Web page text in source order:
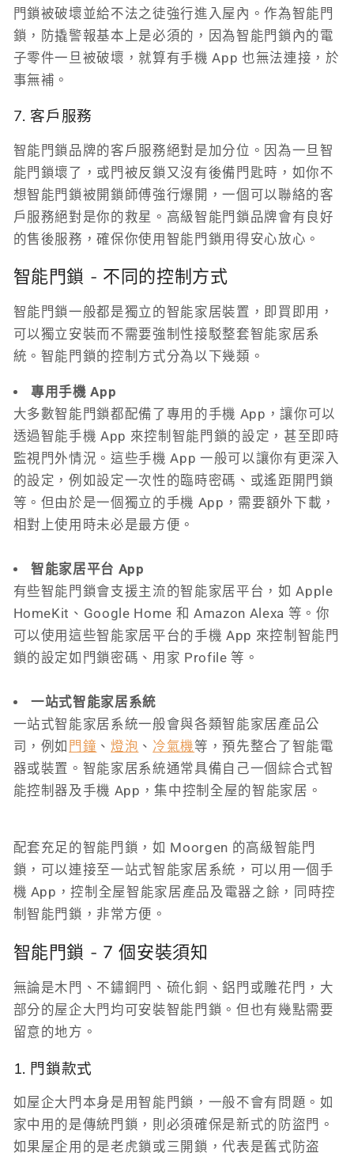
門鎖被破壞並給不法之徒強行進入屋內。作為智能門
鎖，防撬警報基本上是必須的，因為智能門鎖內的電
子零件一旦被破壞，就算有手機 App 也無法連接，於
事無補。
7. 客戶服務
智能門鎖品牌的客戶服務絕對是加分位。因為一旦智
能門鎖壞了，或門被反鎖又沒有後備門匙時，如你不
想智能門鎖被開鎖師傅強行爆開，一個可以聯絡的客
戶服務絕對是你的救星。高級智能門鎖品牌會有良好
的售後服務，確保你使用智能門鎖用得安心放心。
智能門鎖 - 不同的控制方式
智能門鎖一般都是獨立的智能家居裝置，即買即用，
可以獨立安裝而不需要強制性接駁整套智能家居系
統。智能門鎖的控制方式分為以下幾類。
專用手機 App
大多數智能門鎖都配備了專用的手機 App，讓你可以
透過智能手機 App 來控制智能門鎖的設定，甚至即時
監視門外情況。這些手機 App 一般可以讓你有更深入
的設定，例如設定一次性的臨時密碼、或遙距開門鎖
等。但由於是一個獨立的手機 App，需要額外下載，
相對上使用時未必是最方便。
智能家居平台 App
有些智能門鎖會支援主流的智能家居平台，如 Apple
HomeKit、Google Home 和 Amazon Alexa 等。你
可以使用這些智能家居平台的手機 App 來控制智能門
鎖的設定如門鎖密碼、用家 Profile 等。
一站式智能家居系統
一站式智能家居系統一般會與各類智能家居產品公
司，例如 門鐘 、燈泡 、 冷氣機等，預先整合了智能電
器或裝置。智能家居系統通常具備自己一個綜合式智
能控制器及手機 App，集中控制全屋的智能家居。
配套充足的智能門鎖，如 Moorgen 的高級智能門
鎖，可以連接至一站式智能家居系統，可以用一個手
機 App，控制全屋智能家居產品及電器之餘，同時控
制智能門鎖，非常方便。
智能門鎖 - 7 個安裝須知
無論是木門、不鏽鋼門、硫化銅、鋁門或雕花門，大
部分的屋企大門均可安裝智能門鎖。但也有幾點需要
留意的地方。
1. 門鎖款式
如屋企大門本身是用智能門鎖，一般不會有問題。如
家中用的是傳統門鎖，則必須確保是新式的防盜門。
如果屋企用的是老虎鎖或三開鎖，代表是舊式防盗